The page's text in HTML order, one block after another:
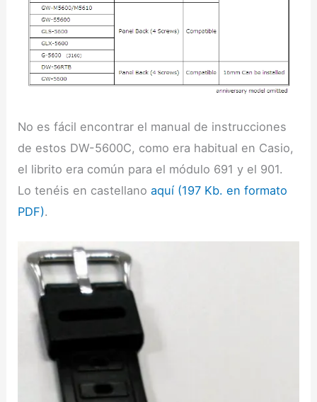
No es fácil encontrar el manual de instrucciones
de estos DW-5600C, como era habitual en Casio,
el librito era común para el módulo 691 y el 901.
Lo tenéis en castellanoaquí (197 Kb. en formato
PDF).